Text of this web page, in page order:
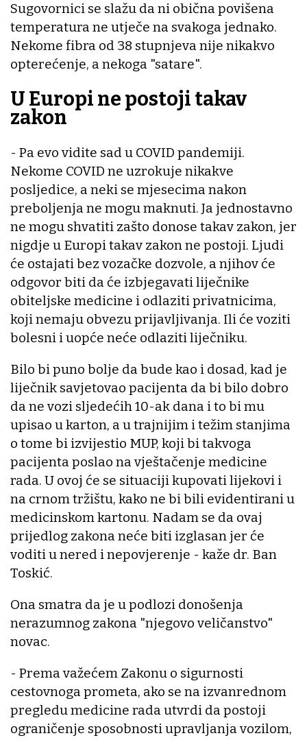
Sugovornici se slažu da ni obična povišena
temperatura ne utječe na svakoga jednako.
Nekome fibra od 38 stupnjeva nije nikakvo
opterećenje, a nekoga "satare".
U Europi ne postoji takav
zakon
- Pa evo vidite sad u COVID pandemiji.
Nekome COVID ne uzrokuje nikakve
posljedice, a neki se mjesecima nakon
preboljenja ne mogu maknuti. Ja jednostavno
ne mogu shvatiti zašto donose takav zakon, jer
nigdje u Europi takav zakon ne postoji. Ljudi
će ostajati bez vozačke dozvole, a njihov će
odgovor biti da će izbjegavati liječnike
obiteljske medicine i odlaziti privatnicima,
koji nemaju obvezu prijavljivanja. Ili će voziti
bolesni i uopće neće odlaziti liječniku.
Bilo bi puno bolje da bude kao i dosad, kad je
liječnik savjetovao pacijenta da bi bilo dobro
da ne vozi sljedećih 10-ak dana i to bi mu
upisao u karton, a u trajnijim i težim stanjima
o tome bi izvijestio MUP, koji bi takvoga
pacijenta poslao na vještačenje medicine
rada. U ovoj će se situaciji kupovati lijekovi i
na crnom tržištu, kako ne bi bili evidentirani u
medicinskom kartonu. Nadam se da ovaj
prijedlog zakona neće biti izglasan jer će
voditi u nered i nepovjerenje - kaže dr. Ban
Toskić.
Ona smatra da je u podlozi donošenja
nerazumnog zakona "njegovo veličanstvo"
novac.
- Prema važećem Zakonu o sigurnosti
cestovnoga prometa, ako se na izvanrednom
pregledu medicine rada utvrdi da postoji
ograničenje sposobnosti upravljanja vozilom,